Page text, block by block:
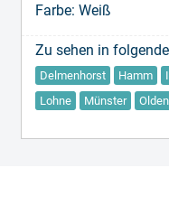
Farbe: Weiß
Zu sehen in
Delmenhorst Hamm
Lohne
Münster